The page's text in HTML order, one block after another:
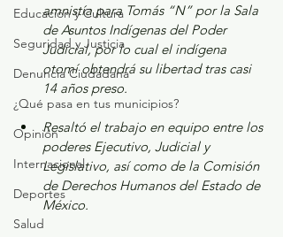
Educación y Cultura
Seguridad y Justicia
Denuncia Ciudadana
¿Qué pasa en tus municipios?
Opinión
Internacional
Deportes
Salud
amnistía para Tomás “N” por la Sala
de Asuntos Indígenas del Poder
Judicial, por lo cual el indígena
otomí obtendrá su libertad tras casi
14 años preso.
Resaltó el trabajo en equipo entre los
poderes Ejecutivo, Judicial y
Legislativo, así como de la Comisión
de Derechos Humanos del Estado de
México.